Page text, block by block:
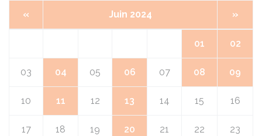
« Juin 2024 »
01 02
03 04 05 06 07 08 09
10 11 12 13 14 15 16
17 18 19 20 21 22 23